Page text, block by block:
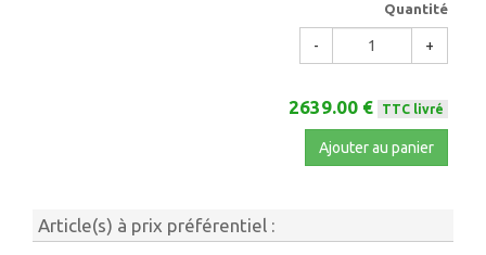
Quantité
- +
2639.00 € TTC livré
Ajouter au panier
Article(s) à prix préférentiel :